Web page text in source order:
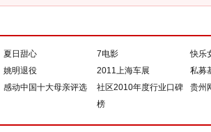
夏日甜心 7电影
快乐
姚明退役 2011上海车展
私募
感动中国十大母亲评选
社区2010年度行业口碑
榜
贵州